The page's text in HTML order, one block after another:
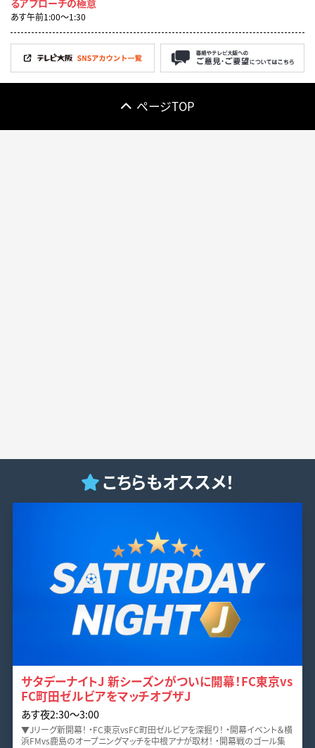
あす午前1:00〜1:30
ページTOP
こちらもオススメ！
サタデーナイトJ 新シーズンがついに開幕！FC東京vs
FC町田ゼルビアをマッチオブザJ
あす夜2:30〜3:00
▼Jリーグ新開幕！ ・FC東京vsFC町田ゼルビアを深掘り！ ・開幕イベント＆横
浜FMvs鹿島のオープニングマッチを中根アナが取材！ ・開幕戦のゴール集